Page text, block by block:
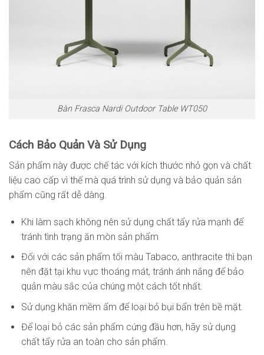
Bàn Frasca Nardi Outdoor Table WT050
Cách Bảo Quản Và Sử Dụng
Sản phẩm này được chế tác với kích thước nhỏ gọn và chất
liệu cao cấp vì thế mà quá trình sử dụng và bảo quản sản
phẩm cũng rất dễ dàng.
Khi làm sạch không nên sử dụng chất tẩy rửa mạnh để
tránh tình trạng ăn mòn sản phẩm
Đối với các sản phẩm tối màu Tabaco, anthracite thì bạn
nên đặt tại khu vực thoáng mát, tránh ánh nắng để bảo
quản màu sắc của chúng một cách tốt nhất.
Sử dụng khăn mềm ẩm để loại bỏ bụi bẩn trên bề mặt.
Để loại bỏ các sản phẩm cứng đầu hơn, hãy sử dụng
chất tẩy rửa an toàn cho sản phẩm.